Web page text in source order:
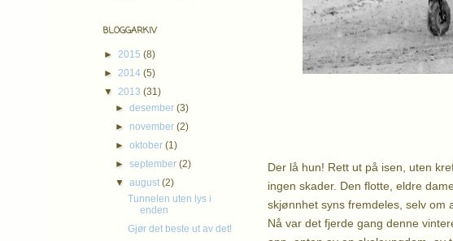
Der lå hun! Rett ut på isen, uten
ingen skader. Den flotte, eldre
skjønnhet syns fremdeles, selv om
Nå var det fjerde gang denne
BLOGGARKIV
► 2015 (8)
► 2014 (5)
▼ 2013 (31)
►desember(3)
► november(2)
►oktober(1)
►september(2)
▼august(2)
Tunnelen uten lys i
enden
Gjør det beste ut av det!